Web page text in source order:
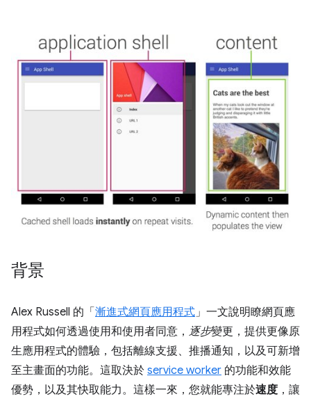
背景
Alex Russell 的「漸進式網頁應用程式 」一文說明瞭網頁應
用程式如何透過使用和使用者同意， 逐步變更，提供更像原
生應用程式的體驗，包括離線支援、推播通知，以及可新增
至主畫面的功能。這取決於 service worker 的功能和效能
優勢，以及其快取能力。這樣一來，您就能專注於速度 ，讓